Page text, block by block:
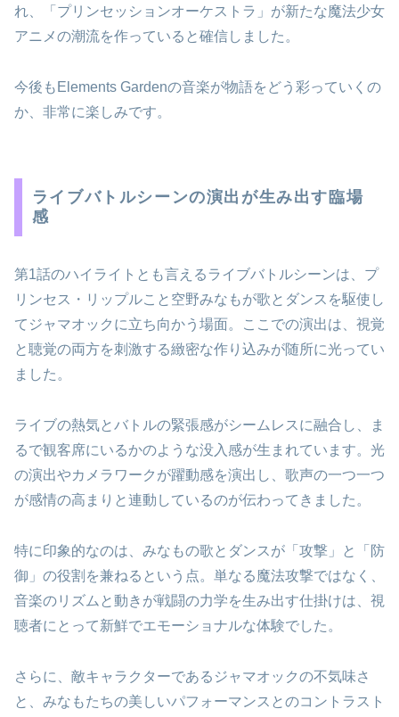
れ、「プリンセッションオーケストラ」が新たな魔法少女
アニメの潮流を作っていると確信しました。
今後もElements Gardenの音楽が物語をどう彩っていくの
か、非常に楽しみです。
ライブバトルシーンの演出が生み出す臨場
感
第1話のハイライトとも言えるライブバトルシーンは、プ
リンセス・リップルこと空野みなもが歌とダンスを駆使し
てジャマオックに立ち向かう場面。ここでの演出は、視覚
と聴覚の両方を刺激する緻密な作り込みが随所に光ってい
ました。
ライブの熱気とバトルの緊張感がシームレスに融合し、ま
るで観客席にいるかのような没入感が生まれています。光
の演出やカメラワークが躍動感を演出し、歌声の一つ一つ
が感情の高まりと連動しているのが伝わってきました。
特に印象的なのは、みなもの歌とダンスが「攻撃」と「防
御」の役割を兼ねるという点。単なる魔法攻撃ではなく、
音楽のリズムと動きが戦闘の力学を生み出す仕掛けは、視
聴者にとって新鮮でエモーショナルな体験でした。
さらに、敵キャラクターであるジャマオックの不気味さ
と、みなもたちの美しいパフォーマンスとのコントラスト